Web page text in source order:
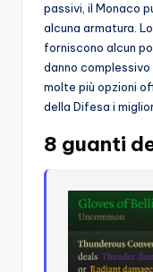
passivi, il Monaco
alcuna armatura.
forniscono alcun
danno
molte più opzioni
della Difesa i
8 guanti